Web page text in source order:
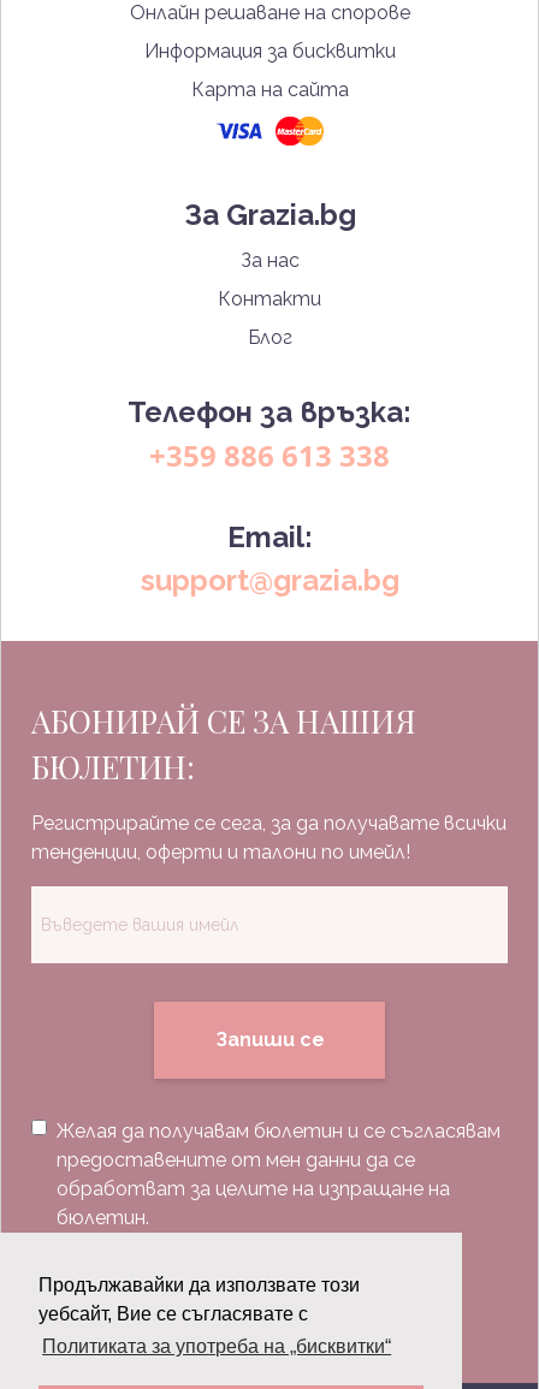
Продължавайки да използвате този
уебсайт, Вие се съгласявате с
Политиката за употреба на „бисквитки“
Онлайн решаване на спорове
Информация за бисквитки
Карта на сайта
За Grazia.bg
За нас
Контакти
Блог
Телефон за връзка:
+359 886 613 338
Email:
support@grazia.bg
АБОНИРАЙ СЕ ЗА НАШИЯ
БЮЛЕТИН:
Регистрирайте се сега, за да получавате всички
тенденции, оферти и талони по имейл!
Запиши се
Желая да получавам бюлетин и се съгласявам
предоставените от мен данни да се
обработват за целите на изпращане на
бюлетин.
Последвай ни: